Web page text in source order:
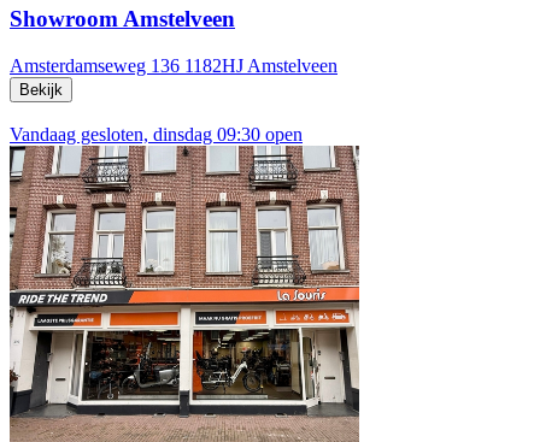
Showroom Amstelveen
Amsterdamseweg 136 1182HJ Amstelveen
Bekijk
Vandaag gesloten, dinsdag 09:30 open